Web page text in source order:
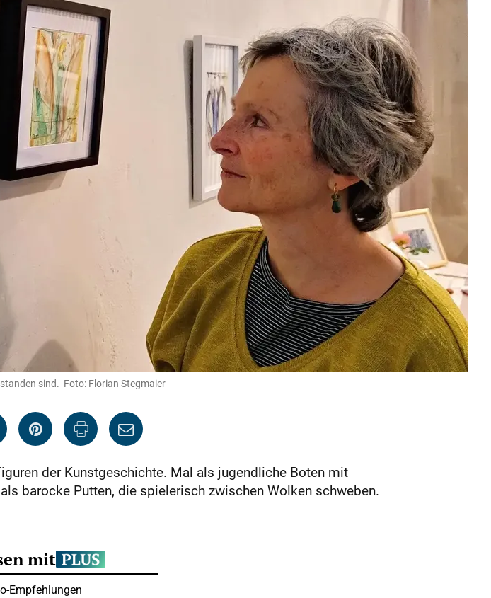
sind. Foto: Florian Stegmaier
der Kunstgeschichte. Mal als jugendliche Boten mit
barocke Putten, die spielerisch zwischen Wolken schweben.